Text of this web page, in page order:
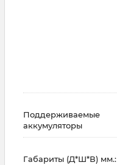
Поддерживаемые
аккумуляторы
Габариты (Д*Ш*В) мм.: